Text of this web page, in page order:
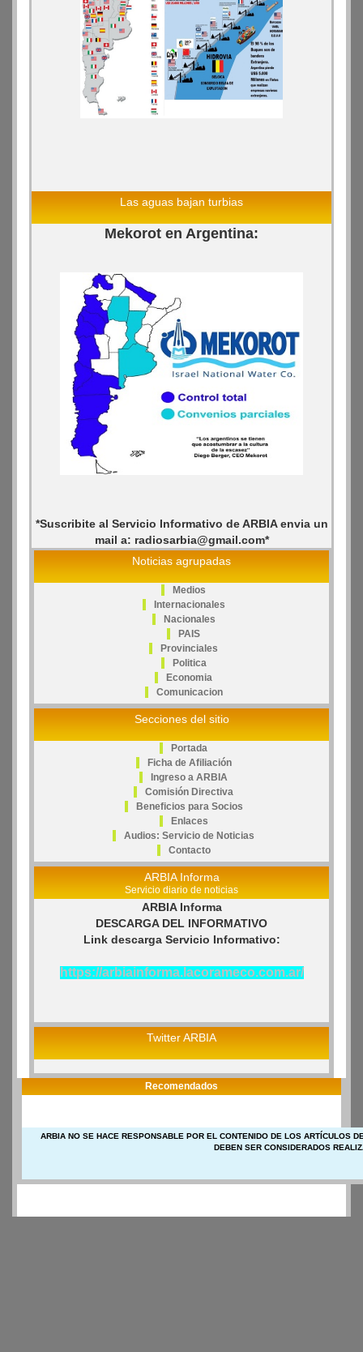
Las aguas bajan turbias
Mekorot en Argentina:
*Suscribite al Servicio Informativo de ARBIA envia un
mail a: radiosarbia@gmail.com*
Noticias agrupadas
Medios
Internacionales
Nacionales
PAIS
Provinciales
Politica
Economia
Comunicacion
Secciones del sitio
Portada
Ficha de Afiliación
Ingreso a ARBIA
Comisión Directiva
Beneficios para Socios
Enlaces
Audios: Servicio de Noticias
Contacto
ARBIA Informa
Servicio diario de noticias
ARBIA Informa
DESCARGA DEL INFORMATIVO
Link descarga Servicio Informativo:
https://arbiainforma.lacorameco.com.ar/
Twitter ARBIA
Recomendados
ARBIA NO SE HACE RESPONSABLE POR EL CONTENIDO DE LOS ARTÍCULOS
DEBEN SER CONSIDERADOS